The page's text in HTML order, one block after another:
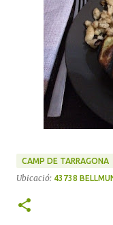
CAMP DE TARRAGONA
Ubicació: 43738